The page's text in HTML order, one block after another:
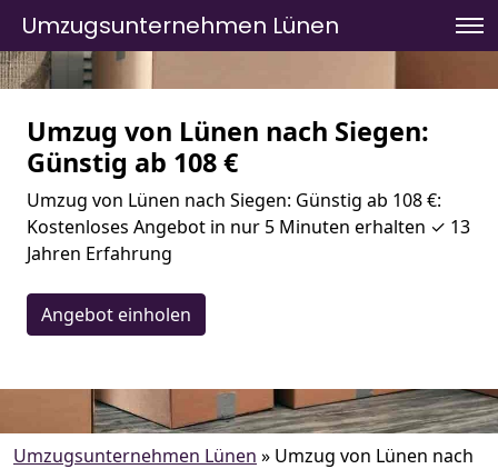
Umzugsunternehmen Lünen
Umzug von Lünen nach Siegen:
Günstig ab 108 €
Umzug von Lünen nach Siegen: Günstig ab 108 €:
Kostenloses Angebot in nur 5 Minuten erhalten ✓ 13
Jahren Erfahrung
Angebot einholen
Umzugsunternehmen Lünen » Umzug von Lünen nach